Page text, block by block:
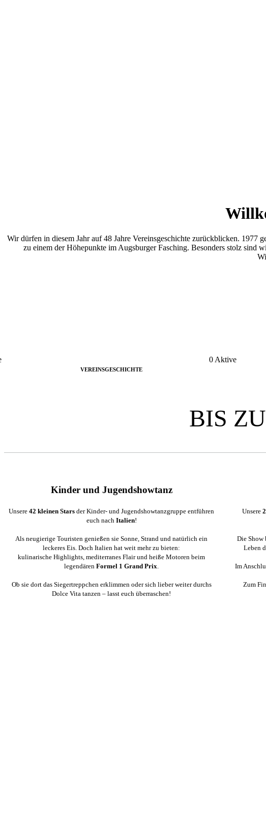
Wir dürfen in diesem Jahr auf 48 Jahre Vereinsgeschichte zurückblicken.
zu einem der Höhepunkte im Augsburger Fasching. Besonders stolz sind
VEREINSGESCHICHTE
0 Aktive
BIS
Kinder und Jugendshowtanz
Unsere42 kleinen Stars der Kinder- und Jugendshowtanzgruppe entführen
euch nach Italien!
Als neugierige Touristen genießen sie Sonne, Strand und natürlich ein
leckeres Eis. Doch Italien hat weit mehr zu bieten:
kulinarische Highlights, mediterranes Flair und heiße Motoren beim
legendärenFormel 1 Grand Prix.
Ob sie dort das Siegertreppchen erklimmen oder sich lieber weiter durchs
Dolce Vita tanzen – lasst euch überraschen!
Unsere
Die Show
Leben
Im
Zum